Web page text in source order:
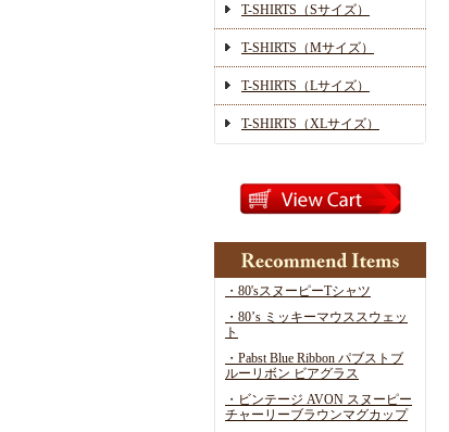
T-SHIRTS（Sサイズ）
T-SHIRTS（Mサイズ）
T-SHIRTS（Lサイズ）
T-SHIRTS（XLサイズ）
・80'sスヌーピーTシャツ
・80’s ミッキーマウススウェッ
ト
・Pabst Blue Ribbon パブストブ
ルーリボン ビアグラス
・ビンテージ AVON スヌーピー
チャーリーブラウンマグカップ